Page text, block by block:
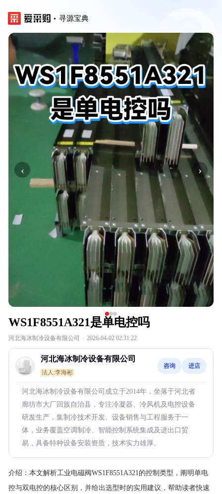
寻源宝典
‹ ›
WS1F8551A321是单电控吗
河北海冰制冷设备有限公司 · 2026-04-02 02:31:22
河北海冰制冷设备有限公司
法人:李海彬
咨询 进店
河北海冰制冷设备有限公司成立于2014年，坐落于河北省
廊坊市大厂回族自治县，专注冷凝器、冷风机及电控设备
研发生产，集制冷技术开发、设备销售与工程服务于一
体，业务覆盖空调制冷、智能控制系统集成及进出口贸
易，具备特种设备安装资质，技术实力雄厚。
介绍： 本文解析工业电磁阀WS1F8551A321的控制类型，阐明单电
控与双电控的核心区别，并给出选型时的实用建议，帮助读者快速